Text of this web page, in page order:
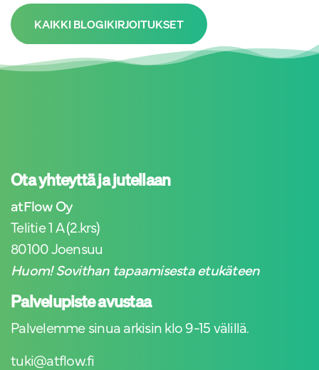
KAIKKI BLOGIKIRJOITUKSET
Ota yhteyttä ja jutellaan
atFlow Oy
Telitie 1 A (2.krs)
80100 Joensuu
Huom! Sovithan tapaamisesta etukäteen
Palvelupiste avustaa
Palvelemme sinua arkisin klo 9-15 välillä.
tuki@atflow.fi